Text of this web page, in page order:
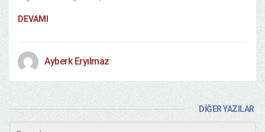
DEVAMI
Ayberk Eryılmaz
DİĞER YAZILAR